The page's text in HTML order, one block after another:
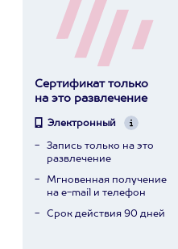
Сертификат только
на это развлечение
Электронный
Запись только на это
развлечение
Мгновенная получение
на e-mail и телефон
Срок действия 90 дней